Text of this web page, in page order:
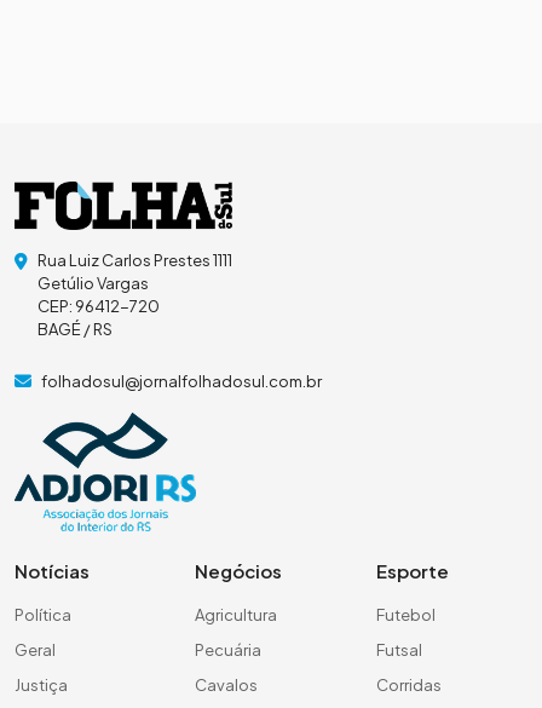
Rua Luiz Carlos Prestes 1111
Getúlio Vargas
CEP: 96412-720
BAGÉ / RS
folhadosul@jornalfolhadosul.com.br
Notícias
Política
Geral
Justiça
Negócios
Agricultura
Pecuária
Cavalos
Esporte
Futebol
Futsal
Corridas